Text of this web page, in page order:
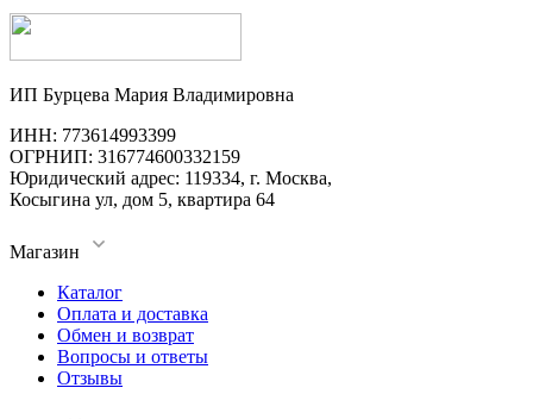
ИП Бурцева Мария Владимировна
ИНН: 773614993399
ОГРНИП: 316774600332159
Юридический адрес: 119334, г. Москва,
Косыгина ул, дом 5, квартира 64
Магазин
Каталог
Оплата и доставка
Обмен и возврат
Вопросы и ответы
Отзывы